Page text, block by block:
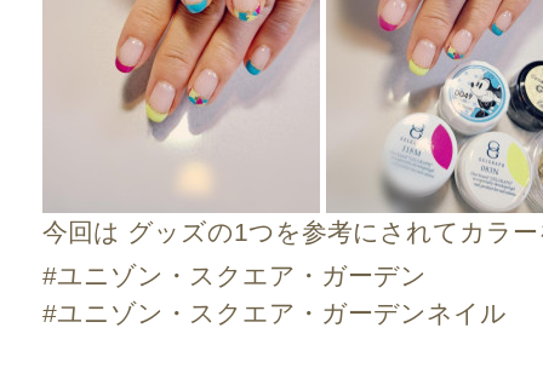
今回は グッズの1つを参考にされてカラ
#ユニゾン・スクエア・ガーデン
#ユニゾン・スクエア・ガーデンネイル